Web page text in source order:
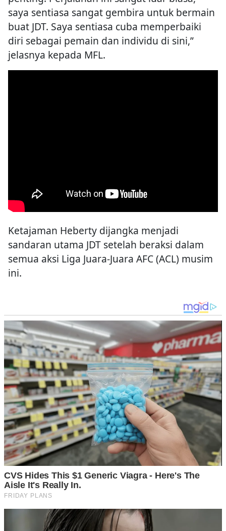
saya sentiasa sangat gembira untuk bermain
buat JDT. Saya sentiasa cuba memperbaiki
diri sebagai pemain dan individu di sini,”
jelasnya kepada MFL.
Ketajaman Heberty dijangka menjadi
sandaran utama JDT setelah beraksi dalam
semua aksi Liga Juara-Juara AFC (ACL) musim
ini.